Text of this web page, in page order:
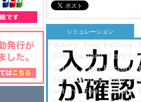
シミュレーション